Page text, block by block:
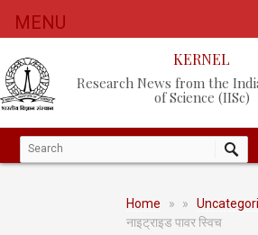
KERNEL
Research News from the
of Science (IISc)
Home » »
नाइट्राइड पावर स्विच
MENU